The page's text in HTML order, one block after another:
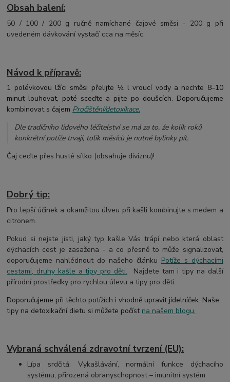
Obsah balení:
50 / 100 / 200 g ručně namíchané čajové směsi - 200 g při
uvedeném dávkování vystačí cca na měsíc.
Návod k přípravě:
1 polévkovou lžíci směsi přelijte ¼ l vroucí vody a nechte 8–10
minut louhovat, poté sceďte a pijte po doušcích. Doporučujeme
kombinovat s čajem Pročištění/detoxikace.
Dle tradičního lidového léčitelství se má za to, že kolik roků
konkrétní potíže trvají, tolik měsíců je nutné bylinky pít.
Čaj ceďte přes husté sítko (obsahuje diviznu)!
Dobrý tip:
Pro lepší účinek a okamžitou úlveu při kašli kombinujte s medem a
citronem.
Pokud si nejste jisti, jaký typ kašle Vás trápí nebo která oblast
dýchacích cest je zasažena - a co přesně to může signalizovat,
doporučujeme nahlédnout do našeho článku Potíže s dýchacími
cestami, druhy kašle a tipy pro děti. Najdete tam i tipy na další
přírodní prostředky pro rychlou úlevu a tipy pro děti.
Doporučujeme při těchto potížích i vhodně upravit jídelníček. Naše
tipy na detoxikační dietu si můžete počíst na našem blogu.
Vybraná schválená zdravotní tvrzení (EU):
Lípa srdčitá: Vykašlávání, normální funkce dýchacího
systému, přirozená obranyschopnost – imunitní systém